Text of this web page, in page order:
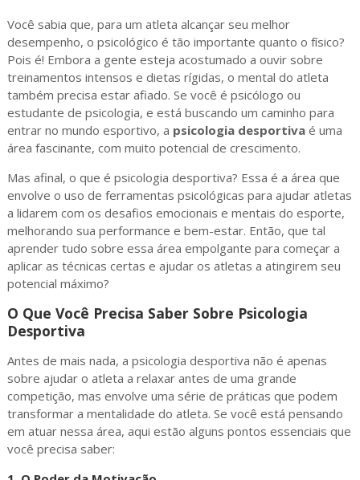
Você sabia que, para um atleta alcançar seu melhor
desempenho, o psicológico é tão importante quanto o físico?
Pois é! Embora a gente esteja acostumado a ouvir sobre
treinamentos intensos e dietas rígidas, o mental do atleta
também precisa estar afiado. Se você é psicólogo ou
estudante de psicologia, e está buscando um caminho para
entrar no mundo esportivo, a psicologia desportivaé uma
área fascinante, com muito potencial de crescimento.
Mas afinal, o que é psicologia desportiva? Essa é a área que
envolve o uso de ferramentas psicológicas para ajudar atletas
a lidarem com os desafios emocionais e mentais do esporte,
melhorando sua performance e bem-estar. Então, que tal
aprender tudo sobre essa área empolgante para começar a
aplicar as técnicas certas e ajudar os atletas a atingirem seu
potencial máximo?
O Que Você Precisa Saber Sobre Psicologia
Desportiva
Antes de mais nada, a psicologia desportiva não é apenas
sobre ajudar o atleta a relaxar antes de uma grande
competição, mas envolve uma série de práticas que podem
transformar a mentalidade do atleta. Se você está pensando
em atuar nessa área, aqui estão alguns pontos essenciais que
você precisa saber: